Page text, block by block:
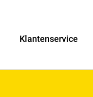
Klantenservice